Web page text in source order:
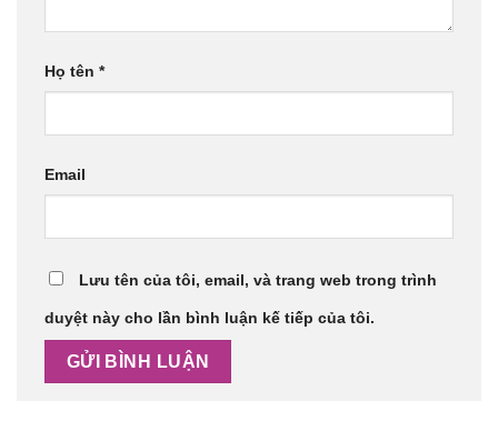
Họ tên *
Email
Lưu tên của tôi, email, và trang web trong trình
duyệt này cho lần bình luận kế tiếp của tôi.